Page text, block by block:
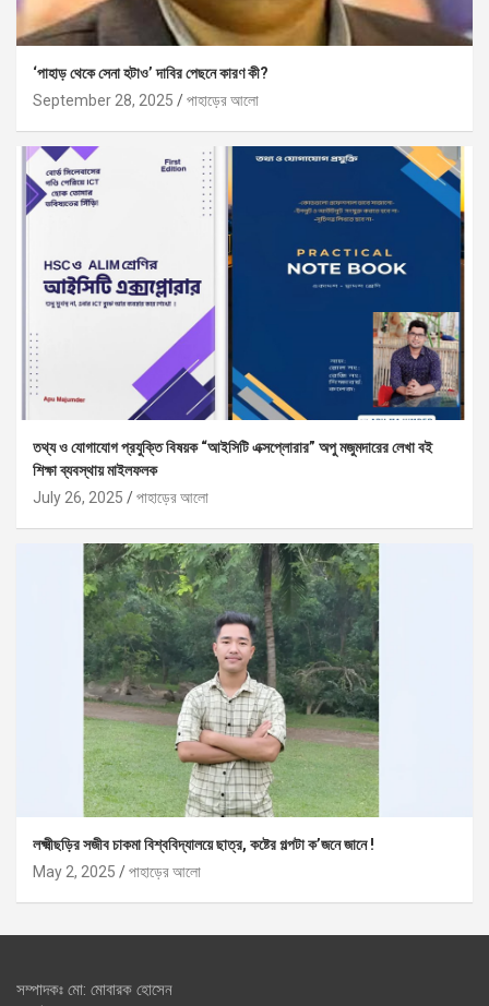
‘পাহাড় থেকে সেনা হটাও’ দাবির পেছনে কারণ কী?
September 28, 2025
পাহাড়ের আলো
তথ্য ও যোগাযোগ প্রযুক্তি বিষয়ক “আইসিটি এক্সপ্লোরার” অপু মজুমদারের লেখা বই
শিক্ষা ব্যবস্থায় মাইলফলক
July 26, 2025
পাহাড়ের আলো
লক্ষ্মীছড়ির সজীব চাকমা বিশ্ববিদ্যালয়ে ছাত্র, কষ্টের গল্পটা ক’জনে জানে !
May 2, 2025
পাহাড়ের আলো
সম্পাদকঃ মো: মোবারক হোসেন